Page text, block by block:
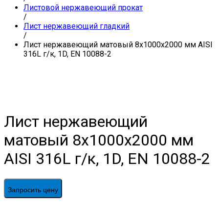
Листовой нержавеющий прокат
/
Лист нержавеющий гладкий
/
Лист нержавеющий матовый 8х1000х2000 мм AISI
316L г/к, 1D, EN 10088-2
Лист нержавеющий
матовый 8х1000х2000 мм
AISI 316L г/к, 1D, EN 10088-2
Запросить цену